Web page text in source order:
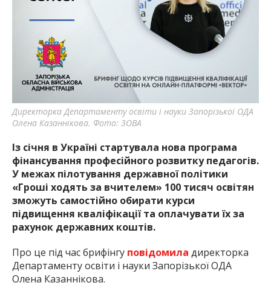
найважливішу інформацію про події
міста Запоріжжя та області.
Директорка Департаменту освіти і науки Запорізької ОДА
Олена Казаннікова. Фото: ЗОВА
Із січня в Україні стартувала нова програма
фінансування професійного розвитку педагогів.
У межах пілотування державної політики
«Гроші ходять за вчителем» 100 тисяч освітян
зможуть самостійно обирати курси
підвищення кваліфікації та оплачувати їх за
рахунок державних коштів.
Про це під час брифінгу повідомила директорка
Департаменту освіти і науки Запорізької ОДА
Олена Казаннікова.